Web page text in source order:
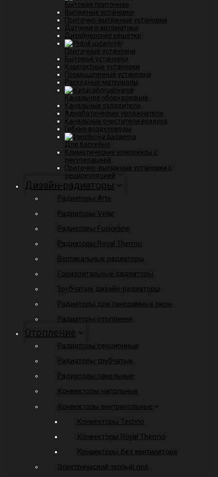
Бытовая приточная
Вытяжные установки
Приточно-вытяжные установки
Датчики и автоматика
Дизайнерские решётки
Приточные установки
Бытовые установки
Компактные установки
Промышленные установки
Расходные материалы
Канальное оборудование
Канальные охладители
Адиабатические увлажнители
Канальные очистители воздуха
Гибкие воздуховоды
Для бассейна
Климатические комплексы с
рекуперацией
Приточно-вытяжные установки с
рециркуляцией
Дизайн-радиаторы
Радиаторы Arte
Радиаторы Velar
Радиаторы Fusionline
Радиаторы Royal Thermo
Вертикальные радиаторы
Горизонтальные радиаторы
Трубчатые дизайн-радиаторы
Радиаторы для панорамных окон
Радиаторы отопления
Отопление
Радиаторы секционные
Радиаторы трубчатые
Радиаторы панельные
Конвекторы напольные
Конвекторы внутрипольные
Конвекторы Techno
Конвекторы Royal Thermo
Конвекторы без вентилятора
Электрический теплый пол